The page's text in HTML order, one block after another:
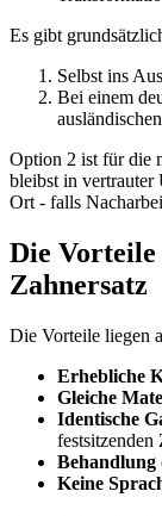
Es gibt
Selbst ins
Bei einem
Option 2 ist für die
bleibst in vertrauter
Ort - falls
Die
Zahnersatz
Die Vorteile liegen
Erhebliche
Gleiche
Identische
festsitzenden
Behandlung
Keine